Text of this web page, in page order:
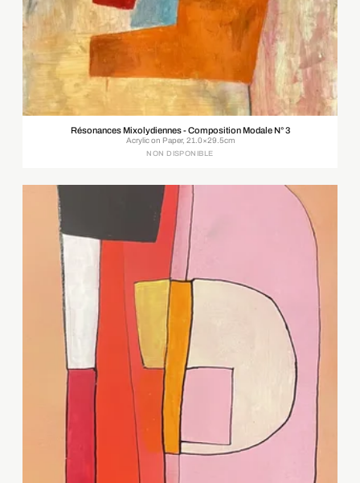
Résonances Mixolydiennes - Composition Modale N° 3
Acrylic on Paper, 21.0×29.5cm
NON DISPONIBLE